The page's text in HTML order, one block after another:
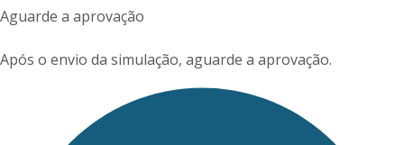
Aguarde a aprovação
Após o envio da simulação, aguarde a aprovação.